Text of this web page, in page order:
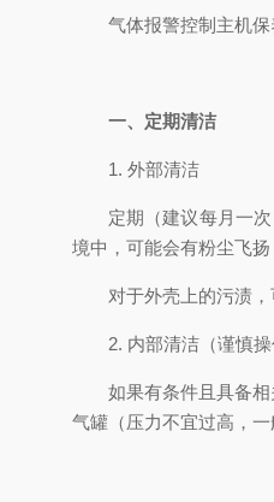
气体报警控制主机
一、定期清洁
1. 外部清洁
定期（建议每月一
境中，可能会有粉尘飞
对于外壳上的污渍
2. 内部清洁（谨慎操
如果有条件且具备
气罐（压力不宜过高，